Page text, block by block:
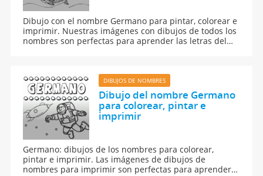
Dibujo con el nombre Germano para pintar, colorear e
imprimir. Nuestras imágenes con dibujos de todos los
nombres son perfectas para aprender las letras del
DIBUJOS DE NOMBRES
Dibujo del nombre Germano
para colorear, pintar e
imprimir
Germano: dibujos de los nombres para colorear,
pintar e imprimir. Las imágenes de dibujos de
nombres para imprimir son perfectas para aprender a